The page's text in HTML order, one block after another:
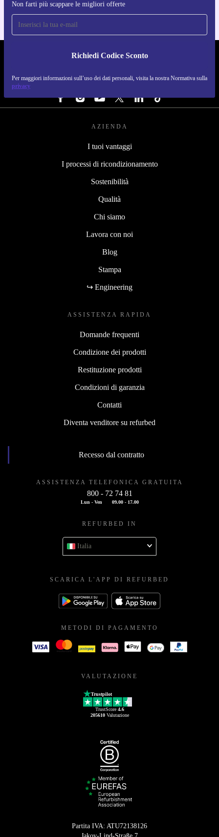
Non farti più scappare le migliori offerte
Richiedi Codice Sconto
Per maggiori informazioni sull’uso dei dati personali, visita la nostra Normativa sulla
privacy
REFURBED ITALIA - RETHINK NEW.
SEGUICI SU
AZIENDA
I tuoi vantaggi
I processi di ricondizionamento
Sostenibilità
Qualità
Chi siamo
Lavora con noi
Blog
Stampa
↪ Engineering
ASSISTENZA RAPIDA
Domande frequenti
Condizione dei prodotti
Restituzione prodotti
Condizioni di garanzia
Contatti
Diventa venditore su refurbed
Recesso dal contratto
ASSISTENZA TELEFONICA GRATUITA
800 - 72 74 81
Lun - Ven 09.00 - 17.00
REFURBED IN
Italia
SCARICA L'APP DI REFURBED
METODI DI PAGAMENTO
VALUTAZIONE
Trustpilot
TrustScore 4.6
205610Valutazione
Partita IVA: ATU72138126